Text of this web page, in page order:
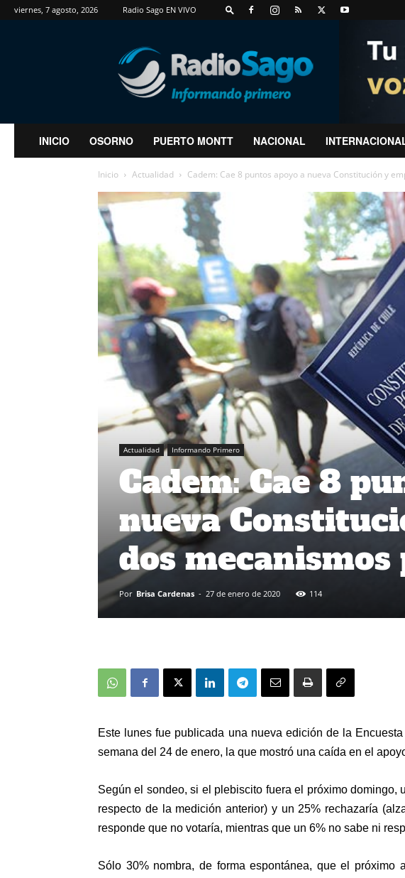
viernes, 7 agosto, 2026 Radio Sago EN VIVO
RadioSago
INICIO OSORNO PUERTO MONTT NACIONAL
Inicio Actualidad Cadem: Cae 8 puntos apoyo a nueva Constitución y
Actualidad Informando Primero
Cadem: Cae 8
nueva
dos
Por Brisa Cardenas - 27 de enero de 2020 114
Este lunes fue publicada una nueva edición de la
semana del 24 de enero, la que mostró una caída en el
Según el sondeo, si el plebiscito fuera el próximo domingo,
respecto de la medición anterior) y un 25% rechazaría
responde que no votaría, mientras que un 6% no sabe ni
Sólo 30% nombra, de forma espontánea, que el próximo